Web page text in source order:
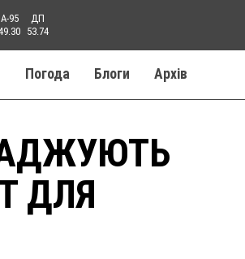
A-95
ДП
53.74
Погода Блоги Aрхів
ДЛЯ